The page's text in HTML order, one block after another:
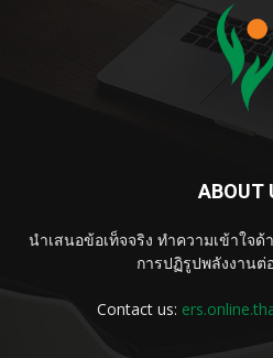
ABOUT
นำเสนอข้อเท็จจริง ทำความเข้าใจ
การปฏิรูปพลังงาน
Contact us: